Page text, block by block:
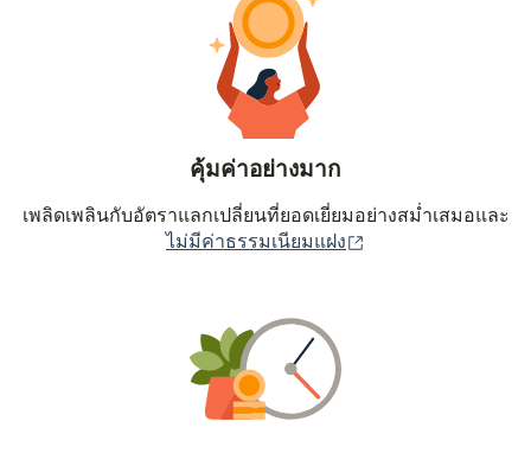
คุ้มค่าอย่างมาก
เพลิดเพลินกับอัตราแลกเปลี่ยนที่ยอดเยี่ยมอย่างสม่ำเสมอและ
ไม่มีค่าธรรมเนียมแฝง